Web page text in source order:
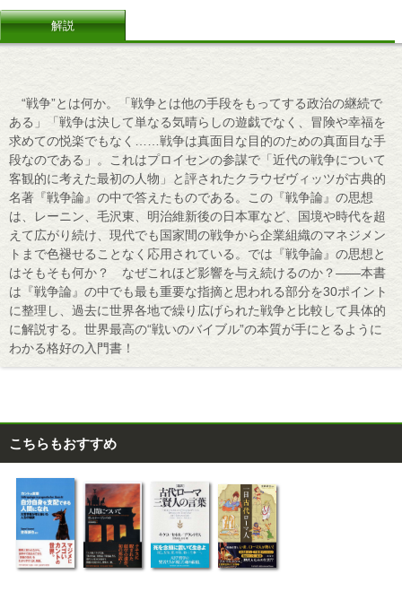
解説
“戦争”とは何か。「戦争とは他の手段をもってする政治の継続で
ある」「戦争は決して単なる気晴らしの遊戯でなく、冒険や幸福を
求めての悦楽でもなく……戦争は真面目な目的のための真面目な手
段なのである」。これはプロイセンの参謀で「近代の戦争について
客観的に考えた最初の人物」と評されたクラウゼヴィッツが古典的
名著『戦争論』の中で答えたものである。この『戦争論』の思想
は、レーニン、毛沢東、明治維新後の日本軍など、国境や時代を超
えて広がり続け、現代でも国家間の戦争から企業組織のマネジメン
トまで色褪せることなく応用されている。では『戦争論』の思想と
はそもそも何か？ なぜこれほど影響を与え続けるのか？――本書
は『戦争論』の中でも最も重要な指摘と思われる部分を30ポイント
に整理し、過去に世界各地で繰り広げられた戦争と比較して具体的
に解説する。世界最高の“戦いのバイブル”の本質が手にとるように
わかる格好の入門書！
こちらもおすすめ